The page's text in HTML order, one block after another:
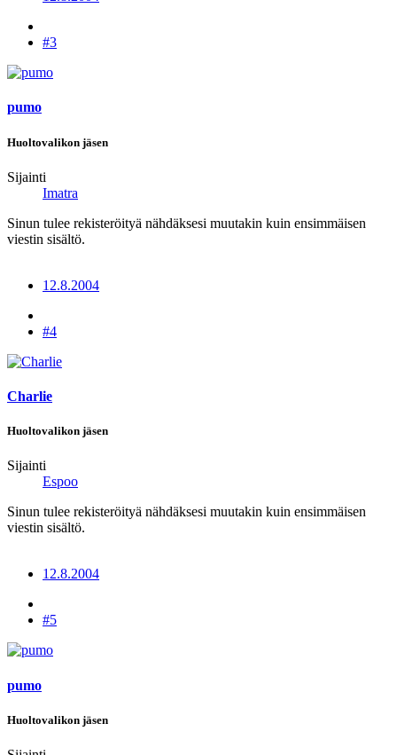
#3
pumo
Huoltovalikon jäsen
Sijainti
Imatra
Sinun tulee rekisteröityä nähdäksesi muutakin kuin ensimmäisen
viestin sisältö.
12.8.2004
#4
Charlie
Huoltovalikon jäsen
Sijainti
Espoo
Sinun tulee rekisteröityä nähdäksesi muutakin kuin ensimmäisen
viestin sisältö.
12.8.2004
#5
pumo
Huoltovalikon jäsen